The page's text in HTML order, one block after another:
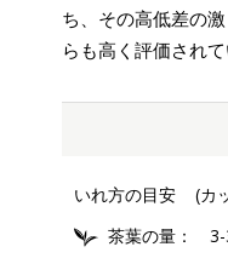
ち、その高低差の
らも高く評価されて
いれ方の目安
(カ
茶葉の量